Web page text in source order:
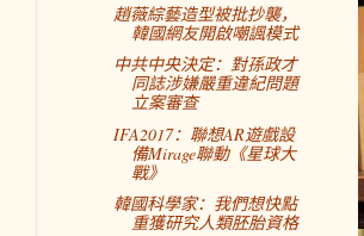
趙薇綜藝造型被批抄襲，
韓國網友開啟嘲諷模式
中共中央決定：對孫政才
同誌涉嫌嚴重違紀問題
立案審查
IFA2017：聯想AR遊戲設
備Mirage聯動《星球大
戰》
韓國科學家：我們想快點
重獲研究人類胚胎資格